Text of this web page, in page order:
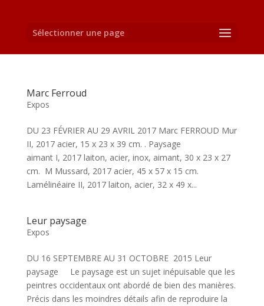
Sélectionner une page
Marc Ferroud
Expos
DU 23 FÉVRIER AU 29 AVRIL 2017 Marc FERROUD Mur
II, 2017 acier, 15 x 23 x 39 cm. . Paysage
aimant I, 2017 laiton, acier, inox, aimant, 30 x 23 x 27
cm. M Mussard, 2017 acier, 45 x 57 x 15 cm.
Lamélinéaire II, 2017 laiton, acier, 32 x 49 x...
Leur paysage
Expos
DU 16 SEPTEMBRE AU 31 OCTOBRE 2015 Leur
paysage Le paysage est un sujet inépuisable que les
peintres occidentaux ont abordé de bien des manières.
Précis dans les moindres détails afin de reproduire la